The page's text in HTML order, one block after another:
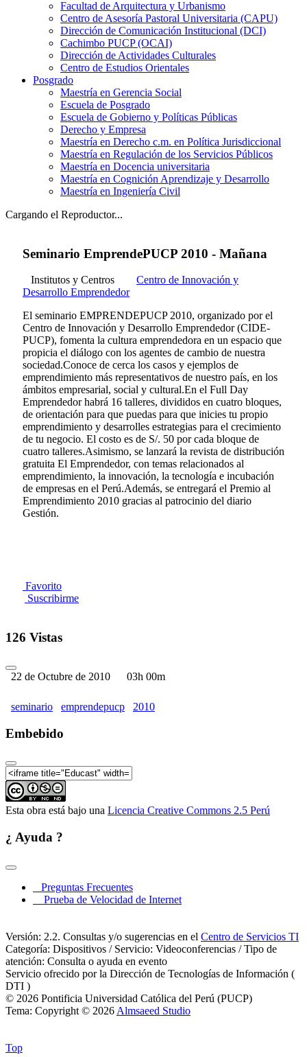
Facultad de Arquitectura y Urbanismo
Centro de Asesoría Pastoral Universitaria (CAPU)
Dirección de Comunicación Institucional (DCI)
Cachimbo PUCP (OCAI)
Dirección de Actividades Culturales
Centro de Estudios Orientales
Posgrado
Maestría en Gerencia Social
Escuela de Posgrado
Escuela de Gobierno y Políticas Públicas
Derecho y Empresa
Maestría en Derecho c.m. en Política Jurisdiccional
Maestría en Regulación de los Servicios Públicos
Maestría en Docencia universitaria
Maestría en Cognición Aprendizaje y Desarrollo
Maestría en Ingeniería Civil
Cargando el Reproductor...
Seminario EmprendePUCP 2010 - Mañana
Institutos y Centros
Centro de Innovación y
Desarrollo Emprendedor
El seminario EMPRENDEPUCP 2010, organizado por el
Centro de Innovación y Desarrollo Emprendedor (CIDE-
PUCP), fomenta la cultura emprendedora en un espacio que
propicia el diálogo con los agentes de cambio de nuestra
sociedad.Conoce de cerca los casos y ejemplos de
emprendimiento más representativos de nuestro país, en los
ámbitos empresarial, social y cultural.En el Full Day
Emprendedor habrá 16 talleres, divididos en cuatro bloques,
de orientación para que puedas para que inicies tu propio
emprendimiento y desarrolles estrategias para el crecimiento
de tu negocio. El costo es de S/. 50 por cada bloque de
cuatro talleres.Asimismo, se lanzará la revista de distribución
gratuita El Emprendedor, con temas relacionados al
emprendimiento, la innovación, la tecnología e incubación
de empresas en el Perú.Además, se entregará el Premio al
Emprendimiento 2010 gracias al patrocinio del diario
Gestión.
Favorito
Suscribirme
126 Vistas
22 de Octubre de 2010 03h 00m
seminario emprendepucp 2010
Embebido
Esta obra está bajo una Licencia Creative Commons 2.5 Perú
¿ Ayuda ?
Preguntas Frecuentes
Prueba de Velocidad de Internet
Versión: 2.2. Consultas y/o sugerencias en el Centro de Servicios TI
Categoría: Dispositivos / Servicio: Videoconferencias / Tipo de
atención: Consulta o ayuda en evento
Servicio ofrecido por la Dirección de Tecnologías de Información (
DTI )
© 2026 Pontificia Universidad Católica del Perú (PUCP)
Tema: Copyright © 2026 Almsaeed Studio
Top